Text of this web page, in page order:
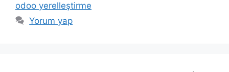
odoo yerelleştirme
Yorum yap